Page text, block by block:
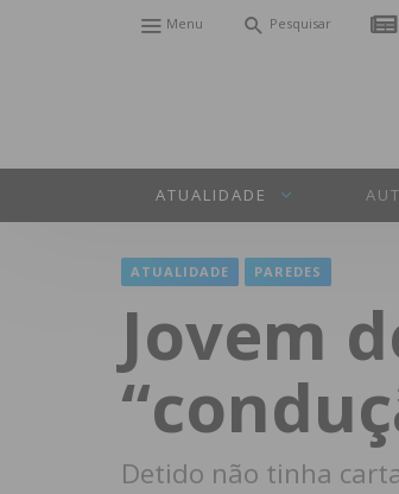
Menu Pesquisar
ATUALIDADE
ATUALIDADE PAREDES
Jovem
Detido não tinha